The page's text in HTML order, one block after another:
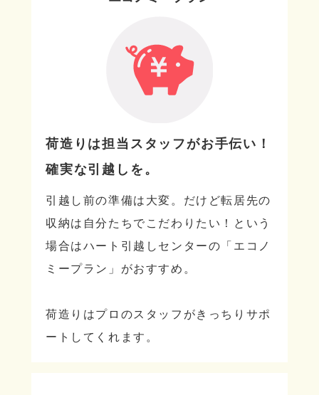
荷造りは担当スタッフがお手伝い！
確実な引越しを。
引越し前の準備は大変。だけど転居先の
収納は自分たちでこだわりたい！という
場合はハート引越しセンターの「エコノ
ミープラン」がおすすめ。
荷造りはプロのスタッフがきっちりサポ
ートしてくれます。